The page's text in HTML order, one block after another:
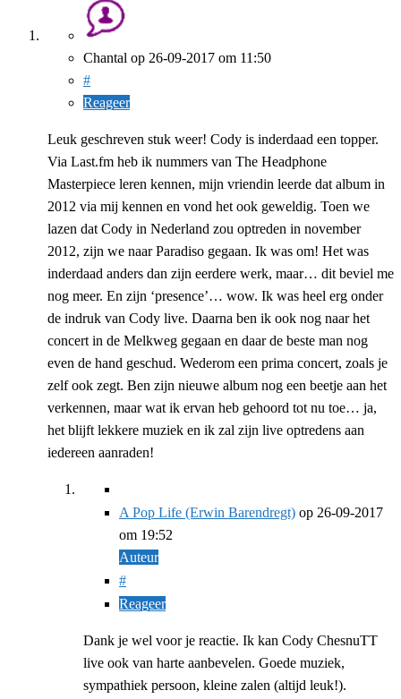
Chantal op 26-09-2017 om 11:50
#
Reageer
Leuk geschreven stuk weer! Cody is inderdaad een topper.
Via Last.fm heb ik nummers van The Headphone
Masterpiece leren kennen, mijn vriendin leerde dat album in
2012 via mij kennen en vond het ook geweldig. Toen we
lazen dat Cody in Nederland zou optreden in november
2012, zijn we naar Paradiso gegaan. Ik was om! Het was
inderdaad anders dan zijn eerdere werk, maar… dit beviel me
nog meer. En zijn ‘presence’… wow. Ik was heel erg onder
de indruk van Cody live. Daarna ben ik ook nog naar het
concert in de Melkweg gegaan en daar de beste man nog
even de hand geschud. Wederom een prima concert, zoals je
zelf ook zegt. Ben zijn nieuwe album nog een beetje aan het
verkennen, maar wat ik ervan heb gehoord tot nu toe… ja,
het blijft lekkere muziek en ik zal zijn live optredens aan
iedereen aanraden!
A Pop Life (Erwin Barendregt) op 26-09-2017
om 19:52
Auteur
#
Reageer
Dank je wel voor je reactie. Ik kan Cody ChesnuTT
live ook van harte aanbevelen. Goede muziek,
sympathiek persoon, kleine zalen (altijd leuk!).